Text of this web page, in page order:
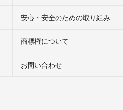
安心・安全のための取り組み
商標権について
お問い合わせ